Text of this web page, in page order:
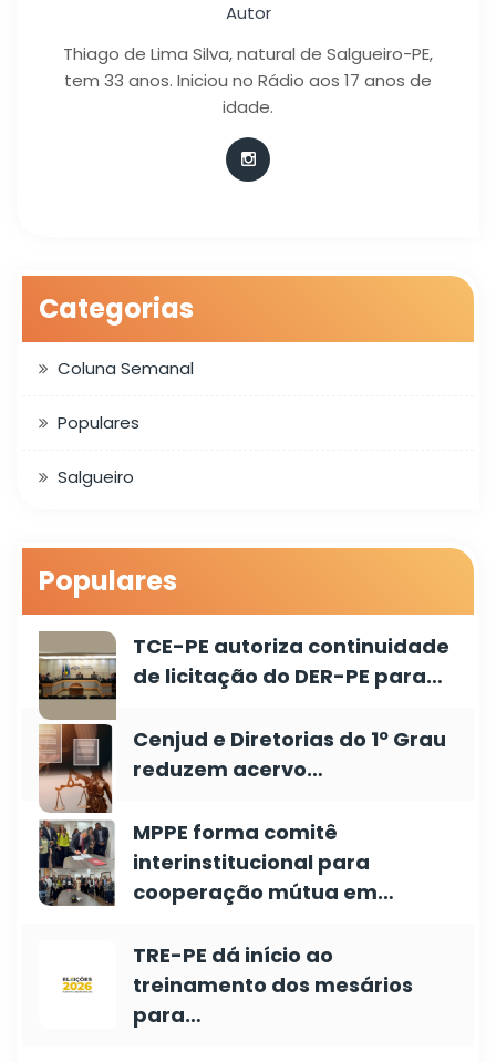
Autor
Thiago de Lima Silva, natural de Salgueiro-PE,
tem 33 anos. Iniciou no Rádio aos 17 anos de
idade.
Categorias
Coluna Semanal
Populares
Salgueiro
Populares
TCE-PE autoriza continuidade
de licitação do DER-PE para…
Cenjud e Diretorias do 1º Grau
reduzem acervo…
MPPE forma comitê
interinstitucional para
cooperação mútua em…
TRE-PE dá início ao
treinamento dos mesários
para…